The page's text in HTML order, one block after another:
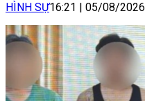
HÌNH SỰ16:21 05/08/2026